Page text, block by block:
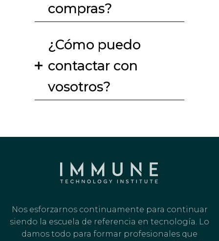
compras?
¿Cómo puedo
contactar con
vosotros?
Nos esforzarnos continuamente para continuar
siendo la escuela de referencia en tecnología. Lo
damos todo para formar profesionales que